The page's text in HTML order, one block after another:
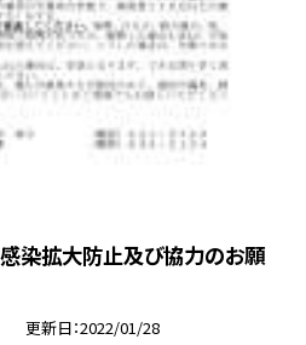
感染拡大防止及び協力のお願
更新日 2022/01/28